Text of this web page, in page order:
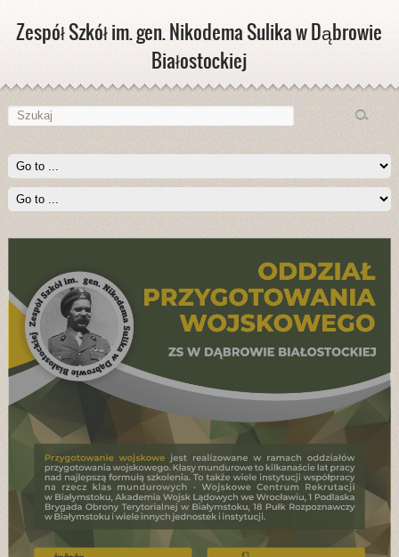
Zespół Szkół im. gen. Nikodema Sulika w Dąbrowie
Białostockiej